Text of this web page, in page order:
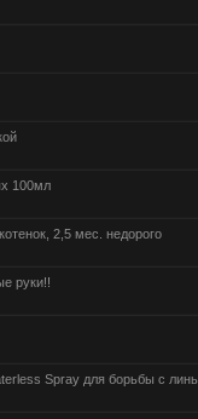
100мл
2,5 мес. недорого
руки!!
Spray для борьбы с